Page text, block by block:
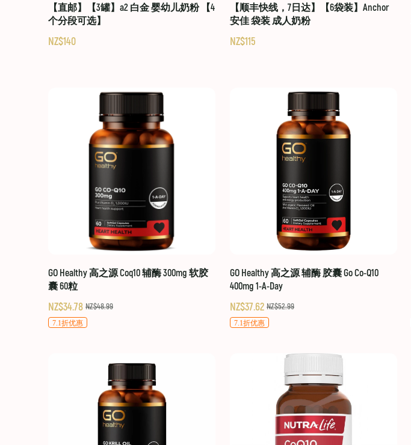
【直邮】【3罐】a2 白金 婴幼儿奶粉 【4
个分段可选】
NZ$140
【顺丰快线，7日达】【6袋装】Anchor
安佳 袋装 成人奶粉
NZ$115
GO Healthy 高之源 Coq10 辅酶 300mg 软胶
囊 60粒
NZ$34.78 NZ$48.99
7.1折优惠
GO Healthy 高之源 辅酶 胶囊 Go Co-Q10
400mg 1-A-Day
NZ$37.62 NZ$52.99
7.1折优惠